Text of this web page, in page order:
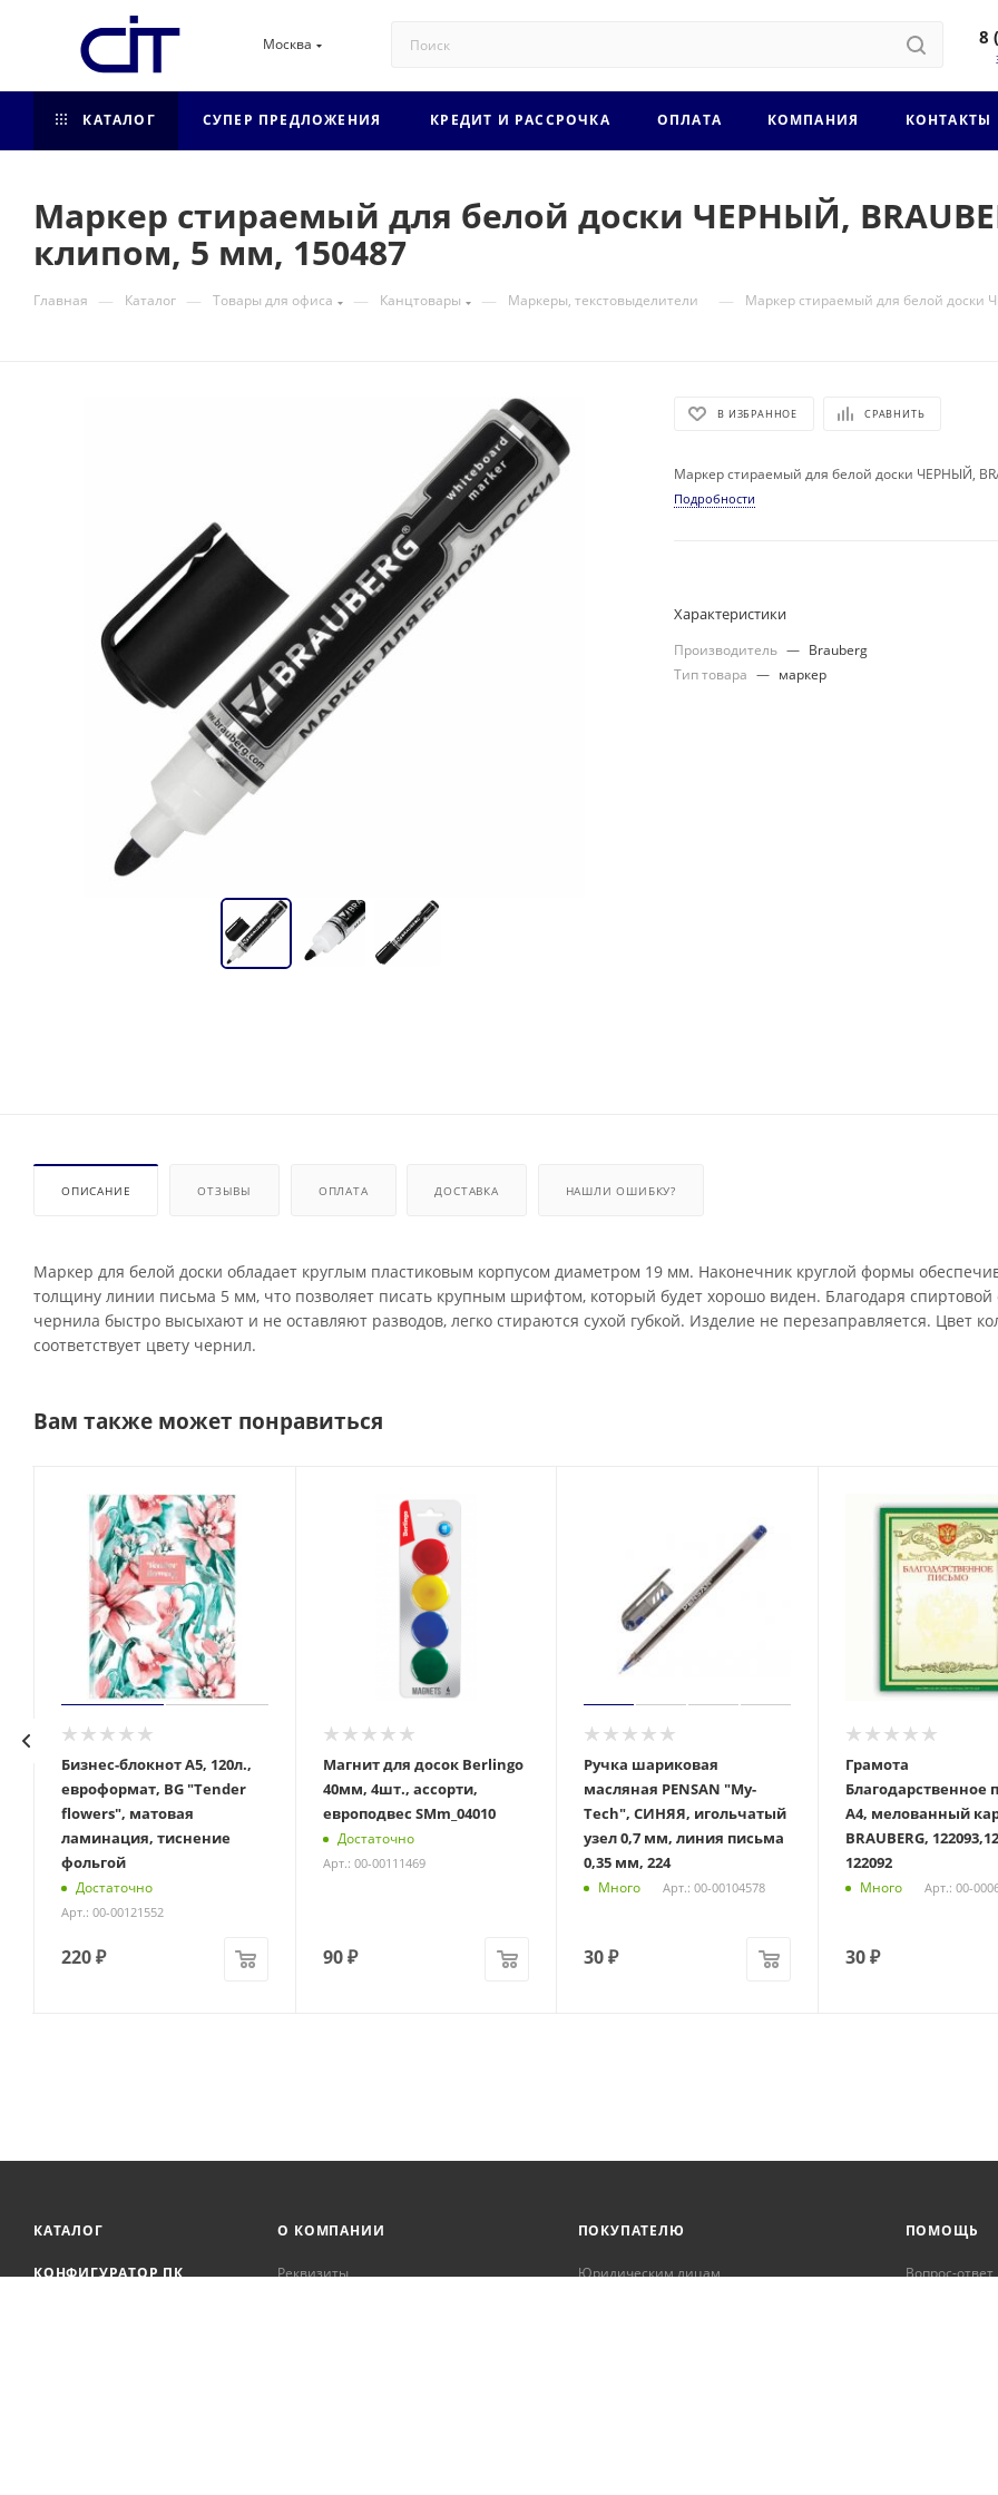
Москва 8
КАТАЛОГ СУПЕР ПРЕДЛОЖЕНИЯ КРЕДИТ И РАССРОЧКА ОПЛАТА КОМПАНИЯ КОНТАКТЫ
Маркер стираемый для белой доски ЧЕРНЫЙ,
клипом, 5 мм, 150487
Главная — Каталог — Товары для офиса — Канцтовары — Маркеры, текстовыделители — Маркер стираемый для белой доски
В ИЗБРАННОЕ СРАВНИТЬ
Маркер стираемый для белой доски ЧЕРНЫЙ,
Подробности
Характеристики
Производитель — Brauberg
Тип товара — маркер
ОПИСАНИЕ ОТЗЫВЫ ОПЛАТА ДОСТАВКА НАШЛИ ОШИБКУ?
Маркер для белой доски обладает круглым пластиковым корпусом диаметром 19 мм. Наконечник круглой формы
толщину линии письма 5 мм, что позволяет писать крупным шрифтом, который будет хорошо виден. Благодаря спиртовой
чернила быстро высыхают и не оставляют разводов, легко стираются сухой губкой. Изделие не перезаправляется. Цвет
соответствует цвету чернил.
Вам также может понравиться
Бизнес-блокнот А5, 120л.,
евроформат, BG "Tender
flowers", матовая
ламинация, тиснение
фольгой
Достаточно
Арт.: 00-00121552
220₽
Магнит для досок Berlingo
40мм, 4шт., ассорти,
европодвес SMm_04010
Достаточно
Арт.: 00-00111469
90₽
Ручка шариковая
масляная PENSAN "My-
Tech", СИНЯЯ, игольчатый
узел 0,7 мм, линия письма
0,35 мм, 224
Много Арт.: 00-00104578
30₽
Грамота
Благодарственное
А4, мелованный
BRAUBERG,
122092
Много Арт.: 00-
30₽
КАТАЛОГ
КОНФИГУРАТОР ПК
О КОМПАНИИ
Реквизиты
ПОКУПАТЕЛЮ
Юридическим лицам
ПОМОЩЬ
Вопрос-ответ